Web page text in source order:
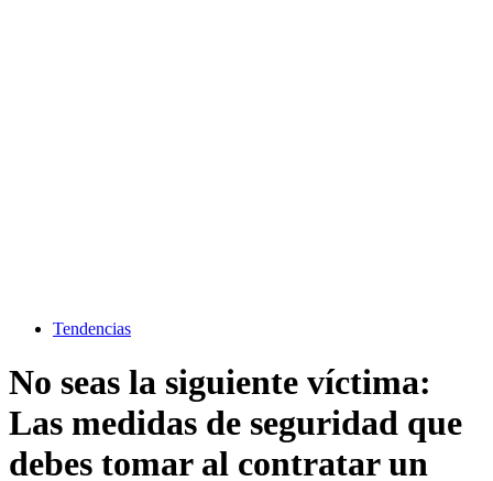
Tendencias
No seas la siguiente víctima:
Las medidas de seguridad que
debes tomar al contratar un